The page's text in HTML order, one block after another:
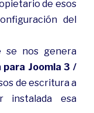
de esos
del
se nos genera
para Joomla 3 /
de escritura a
instalada esa